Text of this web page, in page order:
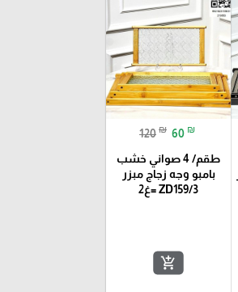
120 ₪ 60 ₪
طقم/ 4 صواني خشب
بامبو وجه زجاج مبزر
ZD159/3 =غ2
add_shopping_cart